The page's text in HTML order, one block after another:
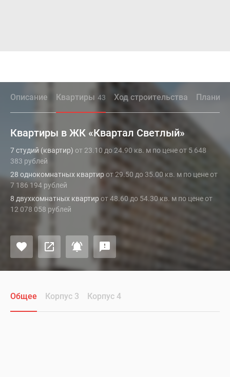
Описание Квартиры 43 Ход строительства
Квартиры в ЖК «Квартал Светлый»
7 студий (квартир) от 23.10 до 24.90 кв. м по цене от 5 648
383 рублей
28 однокомнатных квартирот 29.50 до 35.00 кв. м по цене от
7 186 194 рублей
8 двухкомнатных квартир от 48.60 до 54.30 кв. м по цене от
12 078 058 рублей
Общее Корпус 3 Корпус 4